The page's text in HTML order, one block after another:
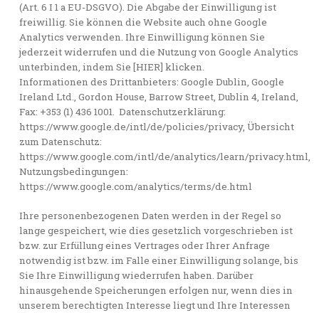
(Art. 6 I 1 a EU-DSGVO). Die Abgabe der Einwilligung ist
freiwillig. Sie können die Website auch ohne Google
Analytics verwenden. Ihre Einwilligung können Sie
jederzeit widerrufen und die Nutzung von Google Analytics
unterbinden, indem Sie [HIER] klicken.
Informationen des Drittanbieters: Google Dublin, Google
Ireland Ltd., Gordon House, Barrow Street, Dublin 4, Ireland,
Fax: +353 (1) 436 1001. Datenschutzerklärung:
https://www.google.de/intl/de/policies/privacy, Übersicht
zum Datenschutz:
https://www.google.com/intl/de/analytics/learn/privacy.html,
Nutzungsbedingungen:
https://www.google.com/analytics/terms/de.html
Ihre personenbezogenen Daten werden in der Regel so
lange gespeichert, wie dies gesetzlich vorgeschrieben ist
bzw. zur Erfüllung eines Vertrages oder Ihrer Anfrage
notwendig ist bzw. im Falle einer Einwilligung solange, bis
Sie Ihre Einwilligung wiederrufen haben. Darüber
hinausgehende Speicherungen erfolgen nur, wenn dies in
unserem berechtigten Interesse liegt und Ihre Interessen